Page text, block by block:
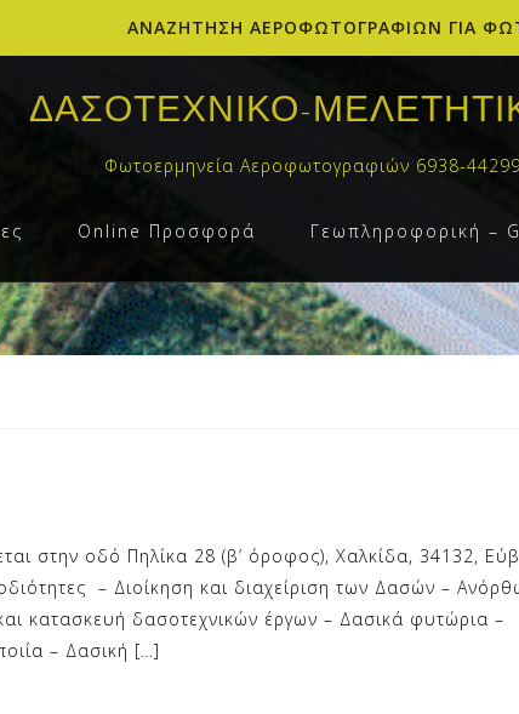
ΑΝΑΖΗΤΗΣΗ ΑΕΡΟΦΩΤΟΓΡΑΦΙΩΝ ΓΙΑ
ΔΑΣΟΤΕΧΝΙΚΟ-
Φωτοερμηνεία Αεροφωτογραφιών 6938-
Online Προσφορά Γεωπληροφορική –
στην οδό Πηλίκα 28 (β’ όροφος), Χαλκίδα, 34132,
– Διοίκηση και διαχείριση των Δασών –
κατασκευή δασοτεχνικών έργων – Δασικά φυτώρια –
– Δασική […]